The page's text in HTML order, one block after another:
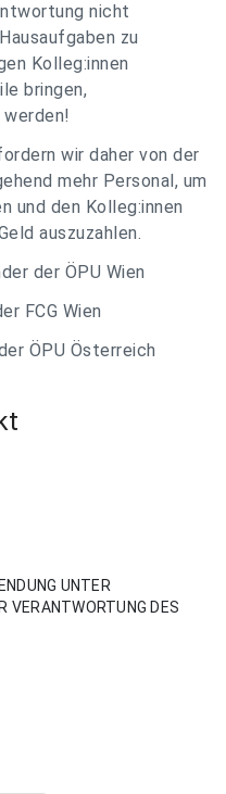
nicht
zu
Kolleg:innen
bringen,
wir daher von der
mehr Personal, um
und den Kolleg:innen
auszuzahlen.
der ÖPU Wien
FCG Wien
ÖPU Österreich
UNTER
VERANTWORTUNG DES